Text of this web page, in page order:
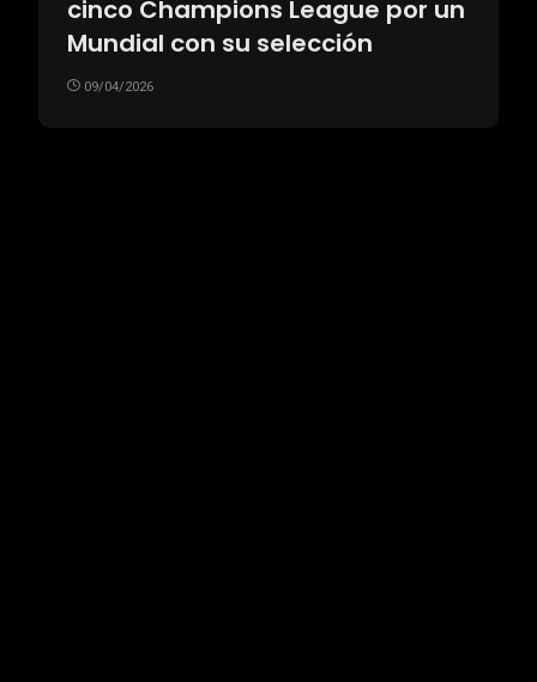
cinco Champions League por un
Mundial con su selección
09/04/2026